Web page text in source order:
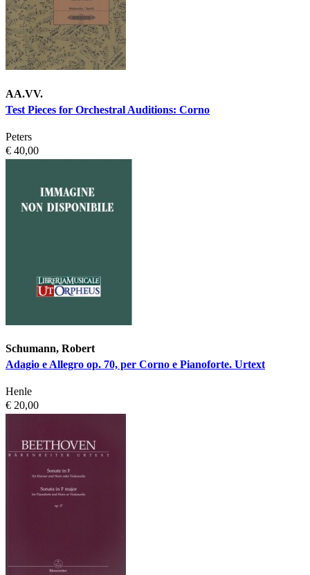
AA.VV.
Test Pieces for Orchestral Auditions: Corno
Peters
€ 40,00
Schumann, Robert
Adagio e Allegro op. 70, per Corno e Pianoforte. Urtext
Henle
€ 20,00